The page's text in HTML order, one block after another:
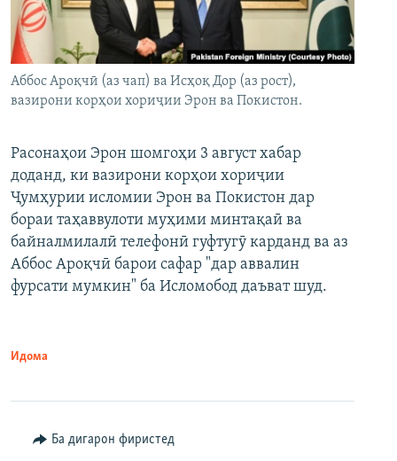
Аббос Ароқчӣ (аз чап) ва Исҳоқ Дор (аз рост),
вазирони корҳои хориҷии Эрон ва Покистон.
Расонаҳои Эрон шомгоҳи 3 август хабар
доданд, ки вазирони корҳои хориҷии
Ҷумҳурии исломии Эрон ва Покистон дар
бораи таҳаввулоти муҳими минтақаӣ ва
байналмилалӣ телефонӣ гуфтугӯ карданд ва аз
Аббос Ароқчӣ барои сафар "дар аввалин
фурсати мумкин" ба Исломобод даъват шуд.
Идома
Ба дигарон фиристед